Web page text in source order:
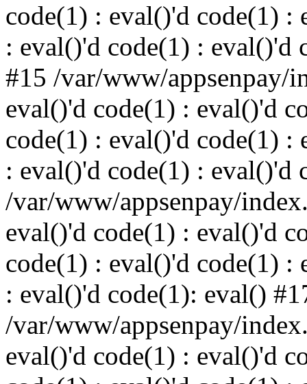
code(1) : eval()'d code(1) :
: eval()'d code(1) : eval()'d
#15 /var/www/appsenpay/
eval()'d code(1) : eval()'d
code(1) : eval()'d code(1) :
: eval()'d code(1) : eval()'d
/var/www/appsenpay/
eval()'d code(1) : eval()'d
code(1) : eval()'d code(1) :
: eval()'d code(1): eval()
/var/www/appsenpay/
eval()'d code(1) : eval()'d